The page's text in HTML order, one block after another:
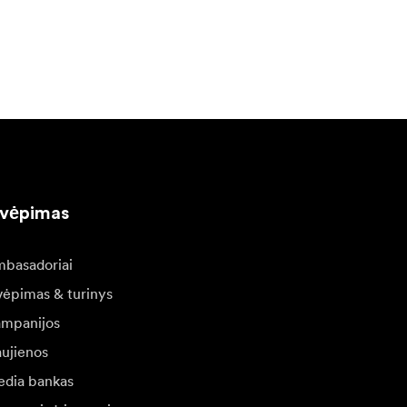
& turinys
bankas